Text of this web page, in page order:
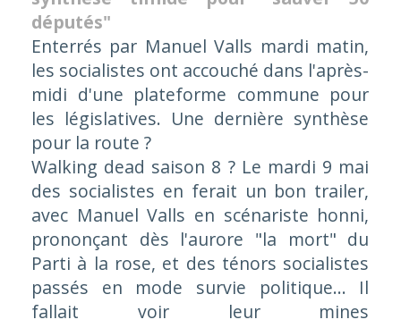
députés"
Enterrés par Manuel Valls mardi matin,
les socialistes ont accouché dans l'après-
midi d'une plateforme commune pour
les législatives. Une dernière synthèse
pour la route ?
Walking dead saison 8 ? Le mardi 9 mai
des socialistes en ferait un bon trailer,
avec Manuel Valls en scénariste honni,
prononçant dès l'aurore "la mort" du
Parti à la rose, et des ténors socialistes
passés en mode survie politique... Il
fallait voir leur mines